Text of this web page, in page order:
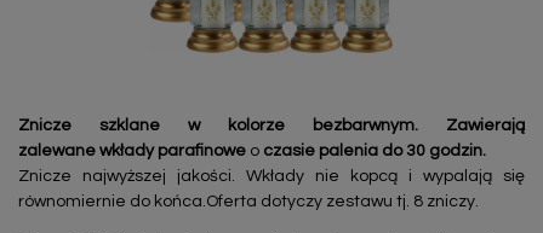
Znicze szklane w kolorze bezbarwnym. Zawierają
zalewane wkłady parafinowe o czasie palenia do 30 godzin.
Znicze najwyższej jakości. Wkłady nie kopcą i wypalają się
równomiernie do końca.Oferta dotyczy zestawu tj. 8 zniczy.